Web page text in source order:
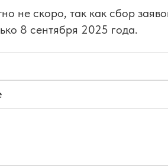
не скоро, так как сбор
8 сентября 2025 года.